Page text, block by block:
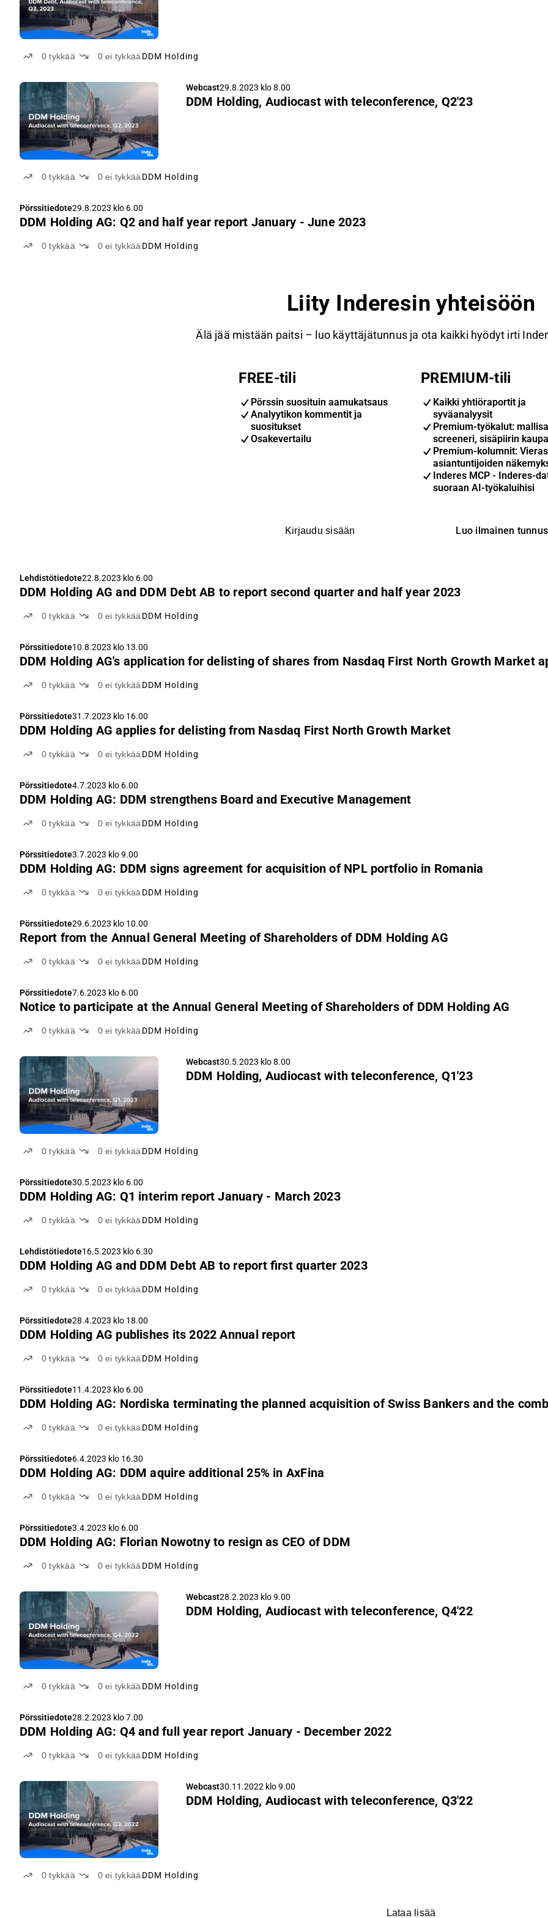
0tykkää 0ei tykkää DDM Holding
Webcast29.8.2023 klo 8.00
DDM Holding, Audiocast with teleconference, Q2'23
0tykkää 0ei tykkää DDM Holding
Pörssitiedote29.8.2023 klo 6.00
DDM Holding AG: Q2 and half year report January - June 2023
0tykkää 0ei tykkää DDM Holding
Liity Inderesin yhteisöön
Älä jää mistään paitsi – luo käyttäjätunnus ja ota kaikki hyödyt irti
FREE-tili
Pörssin suosituin aamukatsaus
Analyytikon kommentit ja
suositukset
Osakevertailu
PREMIUM-tili
Kaikki yhtiöraportit ja
syväanalyysit
Premium-työkalut:
screeneri, sisäpiirin
Premium-kolumnit:
asiantuntijoiden
Inderes MCP - Inderes-
suoraan AI-työkaluihisi
Kirjaudu sisään Luo ilmainen tunnus
Lehdistötiedote22.8.2023 klo 6.00
DDM Holding AG and DDM Debt AB to report second quarter and half year 2023
0tykkää 0ei tykkää DDM Holding
Pörssitiedote10.8.2023 klo 13.00
DDM Holding AG's application for delisting of shares from Nasdaq First North Growth Market
0tykkää 0ei tykkää DDM Holding
Pörssitiedote31.7.2023 klo 16.00
DDM Holding AG applies for delisting from Nasdaq First North Growth Market
0tykkää 0ei tykkää DDM Holding
Pörssitiedote4.7.2023 klo 6.00
DDM Holding AG: DDM strengthens Board and Executive Management
0tykkää 0ei tykkää DDM Holding
Pörssitiedote3.7.2023 klo 9.00
DDM Holding AG: DDM signs agreement for acquisition of NPL portfolio in Romania
0tykkää 0ei tykkää DDM Holding
Pörssitiedote29.6.2023 klo 10.00
Report from the Annual General Meeting of Shareholders of DDM Holding AG
0tykkää 0ei tykkää DDM Holding
Pörssitiedote7.6.2023 klo 6.00
Notice to participate at the Annual General Meeting of Shareholders of DDM Holding AG
0tykkää 0ei tykkää DDM Holding
Webcast30.5.2023 klo 8.00
DDM Holding, Audiocast with teleconference, Q1'23
0tykkää 0ei tykkää DDM Holding
Pörssitiedote30.5.2023 klo 6.00
DDM Holding AG: Q1 interim report January - March 2023
0tykkää 0ei tykkää DDM Holding
Lehdistötiedote16.5.2023 klo 6.30
DDM Holding AG and DDM Debt AB to report first quarter 2023
0tykkää 0ei tykkää DDM Holding
Pörssitiedote28.4.2023 klo 18.00
DDM Holding AG publishes its 2022 Annual report
0tykkää 0ei tykkää DDM Holding
Pörssitiedote11.4.2023 klo 6.00
DDM Holding AG: Nordiska terminating the planned acquisition of Swiss Bankers and the
0tykkää 0ei tykkää DDM Holding
Pörssitiedote6.4.2023 klo 16.30
DDM Holding AG: DDM aquire additional 25% in AxFina
0tykkää 0ei tykkää DDM Holding
Pörssitiedote3.4.2023 klo 6.00
DDM Holding AG: Florian Nowotny to resign as CEO of DDM
0tykkää 0ei tykkää DDM Holding
Webcast28.2.2023 klo 9.00
DDM Holding, Audiocast with teleconference, Q4'22
0tykkää 0ei tykkää DDM Holding
Pörssitiedote28.2.2023 klo 7.00
DDM Holding AG: Q4 and full year report January - December 2022
0tykkää 0ei tykkää DDM Holding
Webcast30.11.2022 klo 9.00
DDM Holding, Audiocast with teleconference, Q3'22
0tykkää 0ei tykkääDDM Holding
Lataa lisää